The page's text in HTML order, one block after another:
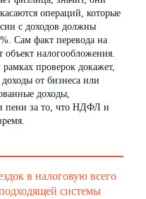
операций, которые
с доходов должны
Сам факт перевода на
объект налогообложения.
проверок докажет,
от бизнеса или
доходы,
пени за то, что НДФЛ и
в налоговую всего
системы